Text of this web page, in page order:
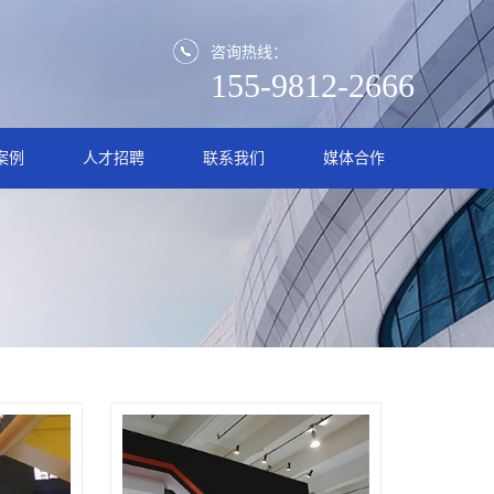
咨询热线：
155-9812-2666
例 人才招聘 联系我们 媒体合作